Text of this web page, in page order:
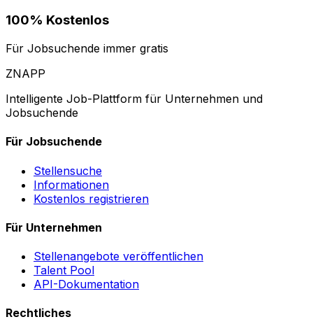
100% Kostenlos
Für Jobsuchende immer gratis
ZNAPP
Intelligente Job-Plattform für Unternehmen und
Jobsuchende
Für Jobsuchende
Stellensuche
Informationen
Kostenlos registrieren
Für Unternehmen
Stellenangebote veröffentlichen
Talent Pool
API-Dokumentation
Rechtliches